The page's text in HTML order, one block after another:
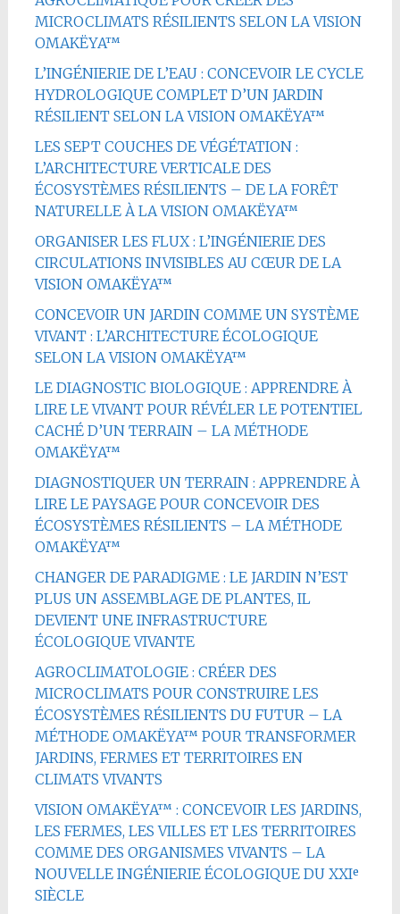
MICROCLIMATS RÉSILIENTS SELON LA VISION
OMAKËYA™
L’INGÉNIERIE DE L’EAU : CONCEVOIR LE CYCLE
HYDROLOGIQUE COMPLET D’UN JARDIN
RÉSILIENT SELON LA VISION OMAKËYA™
LES SEPT COUCHES DE VÉGÉTATION :
L’ARCHITECTURE VERTICALE DES
ÉCOSYSTÈMES RÉSILIENTS – DE LA FORÊT
NATURELLE À LA VISION OMAKËYA™
ORGANISER LES FLUX : L’INGÉNIERIE DES
CIRCULATIONS INVISIBLES AU CŒUR DE LA
VISION OMAKËYA™
CONCEVOIR UN JARDIN COMME UN SYSTÈME
VIVANT : L’ARCHITECTURE ÉCOLOGIQUE
SELON LA VISION OMAKËYA™
LE DIAGNOSTIC BIOLOGIQUE : APPRENDRE À
LIRE LE VIVANT POUR RÉVÉLER LE POTENTIEL
CACHÉ D’UN TERRAIN – LA MÉTHODE
OMAKËYA™
DIAGNOSTIQUER UN TERRAIN : APPRENDRE À
LIRE LE PAYSAGE POUR CONCEVOIR DES
ÉCOSYSTÈMES RÉSILIENTS – LA MÉTHODE
OMAKËYA™
CHANGER DE PARADIGME : LE JARDIN N’EST
PLUS UN ASSEMBLAGE DE PLANTES, IL
DEVIENT UNE INFRASTRUCTURE
ÉCOLOGIQUE VIVANTE
AGROCLIMATOLOGIE : CRÉER DES
MICROCLIMATS POUR CONSTRUIRE LES
ÉCOSYSTÈMES RÉSILIENTS DU FUTUR – LA
MÉTHODE OMAKËYA™ POUR TRANSFORMER
JARDINS, FERMES ET TERRITOIRES EN
CLIMATS VIVANTS
VISION OMAKËYA™ : CONCEVOIR LES JARDINS,
LES FERMES, LES VILLES ET LES TERRITOIRES
COMME DES ORGANISMES VIVANTS – LA
NOUVELLE INGÉNIERIE ÉCOLOGIQUE DU XXIᵉ
SIÈCLE